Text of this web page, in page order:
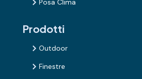
 Posa Clima
Prodotti
 Outdoor
 Finestre